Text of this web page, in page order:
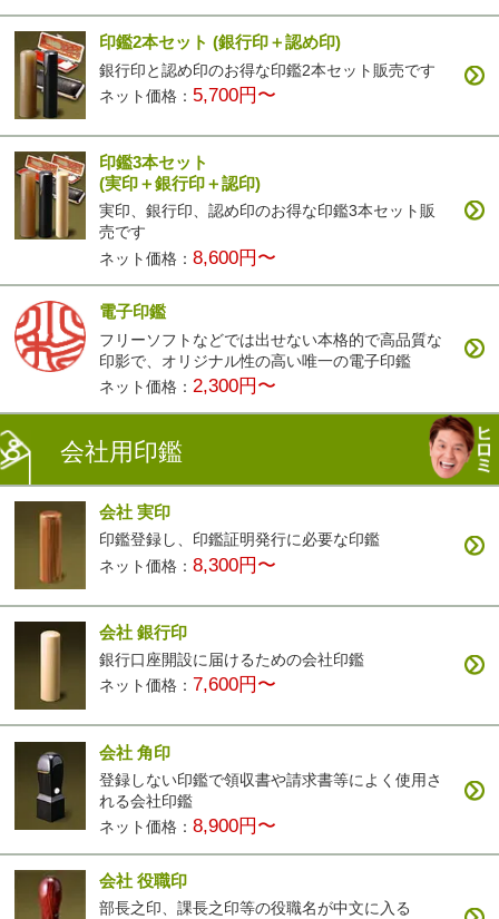
印鑑2本セット(銀行印＋認め印)
銀行印と認め印のお得な印鑑2本セット販売です
ネット価格： 5,700円〜
印鑑3本セット
(実印＋銀行印＋認印)
実印、銀行印、認め印のお得な印鑑3本セット販
売です
ネット価格：8,600円〜
電子印鑑
フリーソフトなどでは出せない本格的で高品質な
印影で、オリジナル性の高い唯一の電子印鑑
ネット価格： 2,300円〜
会社用印鑑
会社 実印
印鑑登録し、印鑑証明発行に必要な印鑑
ネット価格：8,300円〜
会社 銀行印
銀行口座開設に届けるための会社印鑑
ネット価格： 7,600円〜
会社 角印
登録しない印鑑で領収書や請求書等によく使用さ
れる会社印鑑
ネット価格：8,900円〜
会社 役職印
部長之印、課長之印等の役職名が中文に入る